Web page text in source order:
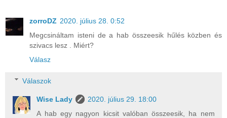
zorroDZ 2020. július 28. 0:52
Megcsináltam isteni de a hab összeesik hűlés közben és
szivacs lesz . Miért?
Válasz
Válaszok
Wise Lady
2020. július 29. 18:00
A hab egy nagyon kicsit valóban összeesik, ha nem